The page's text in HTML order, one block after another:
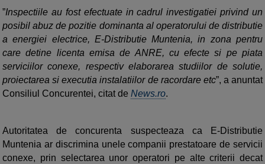
”Inspectiile au fost efectuate in cadrul investigatiei privind un
posibil abuz de pozitie dominanta al operatorului de distributie
a energiei electrice, E-Distributie Muntenia, in zona pentru
care detine licenta emisa de ANRE, cu efecte si pe piata
serviciilor conexe, respectiv elaborarea studiilor de solutie,
proiectarea si executia instalatiilor de racordare etc”, a anuntat
Consiliul Concurentei, citat de News.ro.
Autoritatea de concurenta suspecteaza ca E-Distributie
Muntenia ar discrimina unele companii prestatoare de servicii
conexe, prin selectarea unor operatori pe alte criterii decat